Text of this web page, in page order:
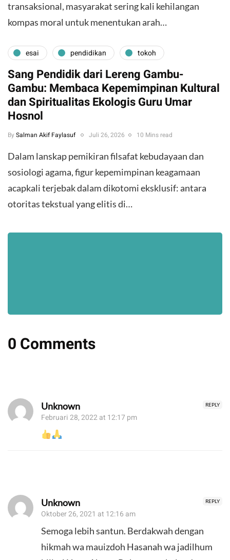
transaksional, masyarakat sering kali kehilangan
kompas moral untuk menentukan arah…
esai pendidikan tokoh
Sang Pendidik dari Lereng Gambu-
Gambu: Membaca Kepemimpinan Kultural
dan Spiritualitas Ekologis Guru Umar
Hosnol
By Salman Akif Faylasuf Juli 26, 2026 10 Mins read
Dalam lanskap pemikiran filsafat kebudayaan dan
sosiologi agama, figur kepemimpinan keagamaan
acapkali terjebak dalam dikotomi eksklusif: antara
otoritas tekstual yang elitis di…
0 Comments
REPLY
Unknown
Februari 28, 2022 at 12:17 pm
REPLY
Unknown
Oktober 26, 2021 at 12:16 am
Semoga lebih santun. Berdakwah dengan
hikmah wa mauizdoh Hasanah wa jadilhum